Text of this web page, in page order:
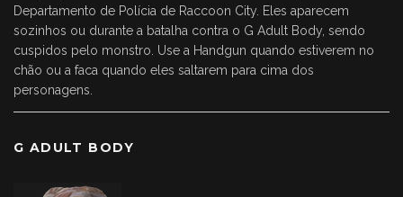
Departamento de Polícia de Raccoon City. Eles aparecem
sozinhos ou durante a batalha contra o G Adult Body, sendo
cuspidos pelo monstro. Use a Handgun quando estiverem no
chão ou a faca quando eles saltarem para cima dos
personagens.
G ADULT BODY